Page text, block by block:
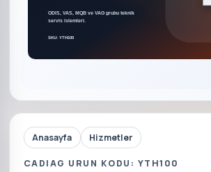
Anasayfa Hizmetler
CADIAG URUN KODU: YTH100